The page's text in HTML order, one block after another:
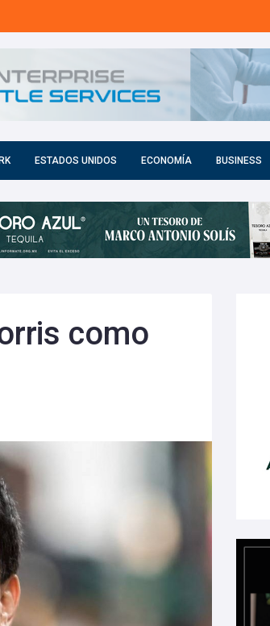
ESTADOS UNIDOS ECONOMÍA BUSINESS
como